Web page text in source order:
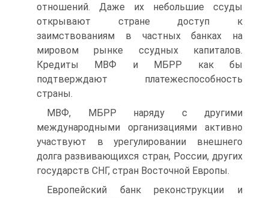
отношений. Даже их небольшие ссуды
открывают стране доступ к
заимствованиям в частных банках на
мировом рынке ссудных капиталов.
Кредиты МВФ и МБРР как бы
подтверждают платежеспособность
страны.
МВФ, МБРР наряду с другими
международными организациями активно
участвуют в урегулировании внешнего
долга развивающихся стран, России, других
государств СНГ, стран Восточной Европы.
Европейский банк реконструкции и